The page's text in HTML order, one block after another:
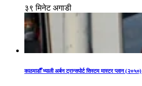
३९ मिनेट अगाडी
काठमाडौँ भ्याली अर्बन ट्रान्सपोर्ट सिस्टम मास्टर प्लान (२०५०)